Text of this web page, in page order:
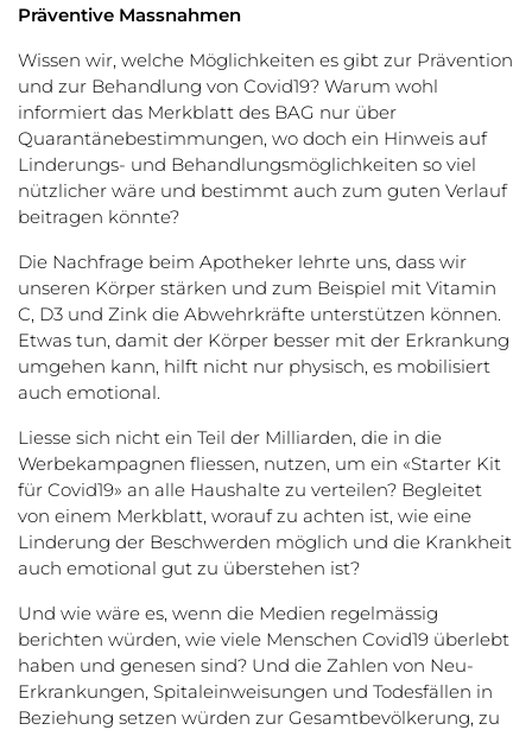
Präventive Massnahmen
Wissen wir, welche Möglichkeiten es gibt zur Prävention
und zur Behandlung von Covid19? Warum wohl
informiert das Merkblatt des BAG nur über
Quarantänebestimmungen, wo doch ein Hinweis auf
Linderungs- und Behandlungsmöglichkeiten so viel
nützlicher wäre und bestimmt auch zum guten Verlauf
beitragen könnte?
Die Nachfrage beim Apotheker lehrte uns, dass wir
unseren Körper stärken und zum Beispiel mit Vitamin
C, D3 und Zink die Abwehrkräfte unterstützen können.
Etwas tun, damit der Körper besser mit der Erkrankung
umgehen kann, hilft nicht nur physisch, es mobilisiert
auch emotional.
Liesse sich nicht ein Teil der Milliarden, die in die
Werbekampagnen fliessen, nutzen, um ein «Starter Kit
für Covid19» an alle Haushalte zu verteilen? Begleitet
von einem Merkblatt, worauf zu achten ist, wie eine
Linderung der Beschwerden möglich und die Krankheit
auch emotional gut zu überstehen ist?
Und wie wäre es, wenn die Medien regelmässig
berichten würden, wie viele Menschen Covid19 überlebt
haben und genesen sind? Und die Zahlen von Neu-
Erkrankungen, Spitaleinweisungen und Todesfällen in
Beziehung setzen würden zur Gesamtbevölkerung, zu